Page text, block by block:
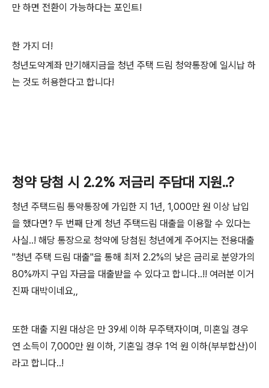
만 하면 전환이 가능하다는 포인트!
한 가지 더!
청년도약계좌 만기해지금을 청년 주택 드림 청약통장에 일시납 하
는 것도 허용한다고 합니다!
청약 당첨 시 2.2% 저금리 주담대 지원..?
청년 주택드림 통약통장에 가입한 지 1년, 1,000만 원 이상 납입
을 했다면? 두 번째 단계 청년 주택드림 대출을 이용할 수 있다는
사실..! 해당 통장으로 청약에 당첨된 청년에게 주어지는 전용대출
"청년 주택 드림 대출"을 통해 최저 2.2%의 낮은 금리로 분양가의
80%까지 구입 자금을 대출받을 수 있다고 합니다..!! 여러분 이거
진짜 대박이네요,,
또한 대출 지원 대상은 만 39세 이하 무주택자이며, 미혼일 경우
연 소득이 7,000만 원 이하, 기혼일 경우 1억 원 이하(부부합산)이
라고 합니다..!